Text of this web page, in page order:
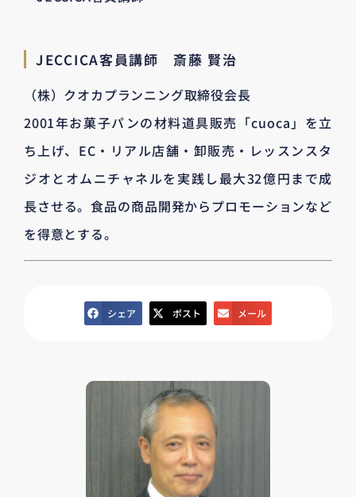
JECCICA客員講師 斎藤 賢治
（株）クオカプランニング取締役会長
2001年お菓子パンの材料道具販売「cuoca」を立
ち上げ、EC・リアル店舗・卸販売・レッスンスタ
ジオとオムニチャネルを実践し最大32億円まで成
長させる。食品の商品開発からプロモーションなど
を得意とする。
シェア ポスト メール